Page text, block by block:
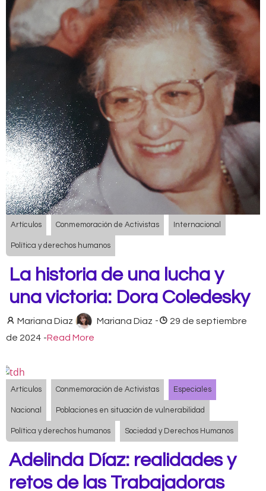
Artículos Conmemoración de Activistas Internacional
Política y derechos humanos
La historia de una lucha y
una victoria: Dora Coledesky
Mariana Diaz Mariana Diaz -
29 de septiembre
de 2024 -Read More
Artículos Conmemoración de Activistas Especiales
Nacional Poblaciones en situación de vulnerabilidad
Política y derechos humanos Sociedad y Derechos Humanos
Adelinda Díaz: realidades y
retos de las Trabajadoras